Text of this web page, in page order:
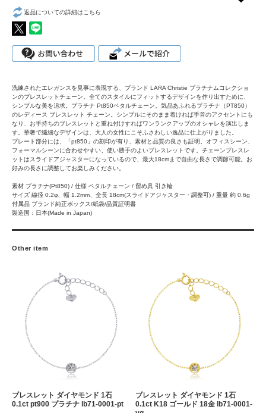
返品についての詳細はこちら
洗練されたエレガンスを見事に表現する、ブランド LARA Christie プラチナムコレクショ
ンのブレスレットチェーン。全てのスタイルにフィットするデザインを作り出すために、
シンプルな美を追求。プラチナ Pt850ペタルチェーン。気品あふれるプラチナ（PT850）
のレディース ブレスレット チェーン。シンプルにそのまま着ければ手首のアクセントにも
なり、お手持ちのブレスレットと重ね付けすればワンランクアップのオシャレを演出しま
す。華奢で繊細なデザインは、大人の女性にこそふさわしい逸品に仕上がりました。
プレート部分には、「pt850」の刻印が有り、素材と品質の良さも証明。オフィスシーン、
フォーマルシーンに合わせやすい、使い勝手のよいブレスレットです。チェーンブレスレ
ットはスライドアジャスターになっているので、最大18cmまで自由な長さで調節可能。お
好みの長さに調整してお楽しみください。
素材 プラチナ(Pt850) / 仕様 ペタルチェーン / 留め具 引き輪
サイズ 線径 0.2φ、幅 1.2mm、全長 18cm(スライドアジャスター・調整可) / 重量 約 0.6g
付属品 ブランド純正ボックス/紙袋/品質証明書
製造国：日本(Made in Japan)
Other item
ブレスレット ダイヤモンド 1石
0.1ct pt900 プラチナ lb71-0001-pt
ブレスレット ダイヤモンド 1石
0.1ct K18 ゴールド 18金 lb71-0001-